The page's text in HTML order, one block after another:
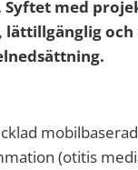
Syftet med
och
mobilbaserad
(otitis